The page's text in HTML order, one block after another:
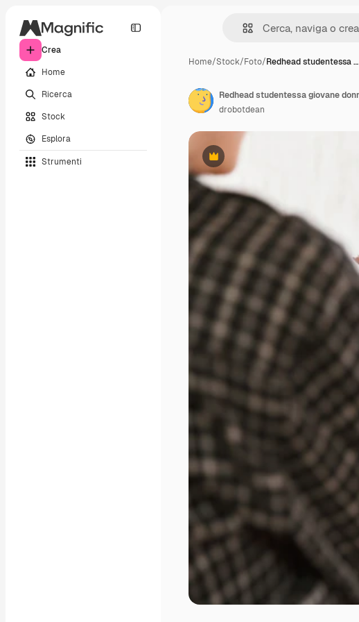
Crea
Home
Ricerca
Stock
Esplora
Strumenti
Home/Stock/Foto/Redhead studentessa …
Premium
drobotdean